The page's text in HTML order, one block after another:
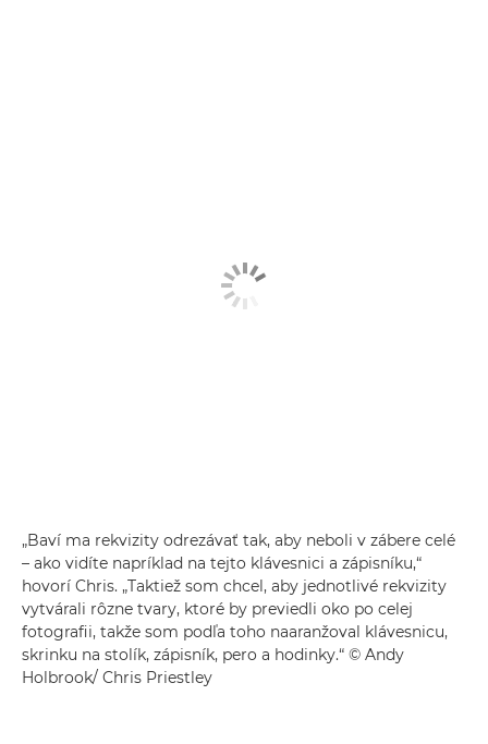
„Baví ma rekvizity odrezávať tak, aby neboli v zábere celé
– ako vidíte napríklad na tejto klávesnici a zápisníku,“
hovorí Chris. „Taktiež som chcel, aby jednotlivé rekvizity
vytvárali rôzne tvary, ktoré by previedli oko po celej
fotografii, takže som podľa toho naaranžoval klávesnicu,
skrinku na stolík, zápisník, pero a hodinky.“ © Andy
Holbrook/ Chris Priestley